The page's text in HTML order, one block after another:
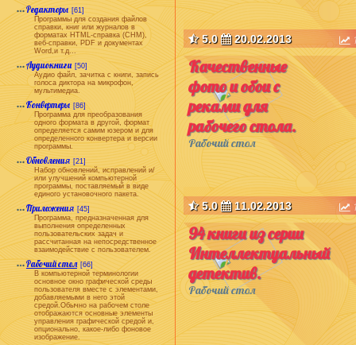
Редакторы [61]
Программы для создания файлов
справки, книг или журналов в
форматах HTML-справка (CHM),
веб-справки, PDF и документах
Word,и т.д...
Аудиокниги [50]
Аудио файл, зачитка с книги, запись
голоса диктора на микрофон,
мультимедиа.
Конвертеры [86]
Программа для преобразования
одного формата в другой, формат
определяется самим юзером и для
определенного конвертера и версии
программы.
Обновления [21]
Набор обновлений, исправлений и/
или улучшений компьютерной
программы, поставляемый в виде
единого установочного пакета.
Приложения [45]
Программа, предназначенная для
выполнения определенных
пользовательских задач и
рассчитанная на непосредственное
взаимодействие с пользователем.
Рабочий стол [66]
В компьютерной терминологии
основное окно графической среды
пользователя вместе с элементами,
добавляемыми в него этой
средой.Обычно на рабочем столе
отображаются основные элементы
управления графической средой и,
опционально, какое-либо фоновое
изображение.
5.0 20.02.2013
Качественные
фото и обои с
реками для
рабочего стола.
Рабочий стол
5.0 11.02.2013
94 книги из серии
Интеллектуальный
детектив.
Рабочий стол